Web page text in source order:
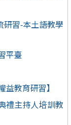
研習-本土語教學
平臺
教育研習】
禮主持人培訓教